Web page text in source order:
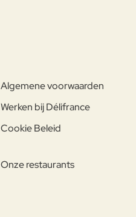
Algemene voorwaarden
Werken bij Délifrance
Cookie Beleid
Onze restaurants